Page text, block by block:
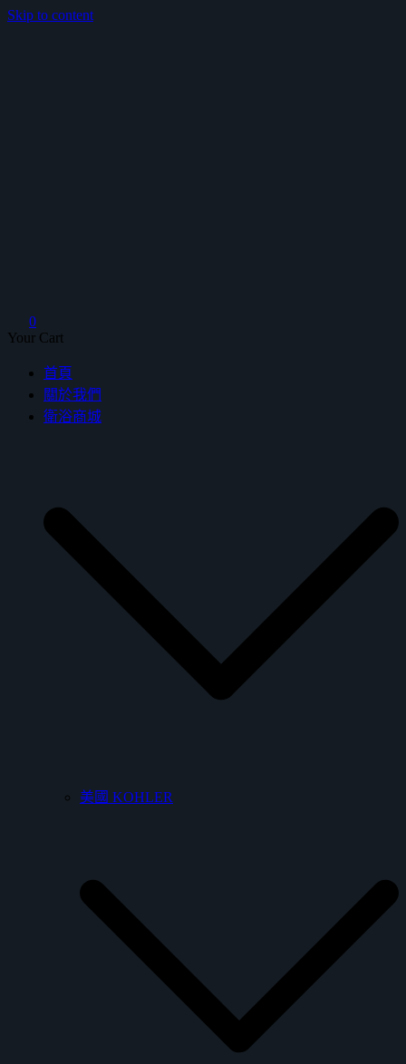
Skip to content
0
Your Cart
首頁
關於我們
衛浴商城
美國 KOHLER